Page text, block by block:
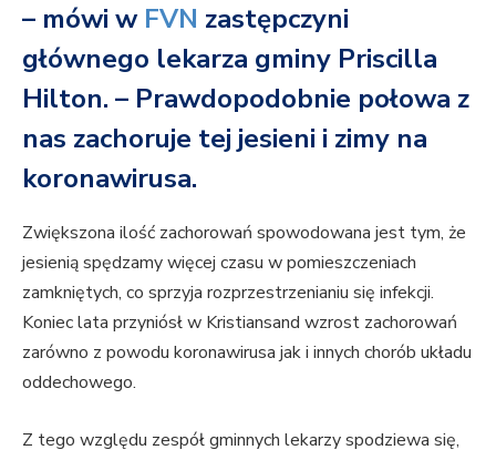
– mówi w FVN zastępczyni
głównego lekarza gminy Priscilla
Hilton. – Prawdopodobnie połowa z
nas zachoruje tej jesieni i zimy na
koronawirusa.
Zwiększona ilość zachorowań spowodowana jest tym, że
jesienią spędzamy więcej czasu w pomieszczeniach
zamkniętych, co sprzyja rozprzestrzenianiu się infekcji.
Koniec lata przyniósł w Kristiansand wzrost zachorowań
zarówno z powodu koronawirusa jak i innych chorób układu
oddechowego.
Z tego względu zespół gminnych lekarzy spodziewa się,